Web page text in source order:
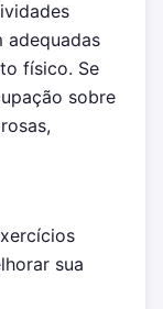
adequadas
físico. Se
sobre
sua